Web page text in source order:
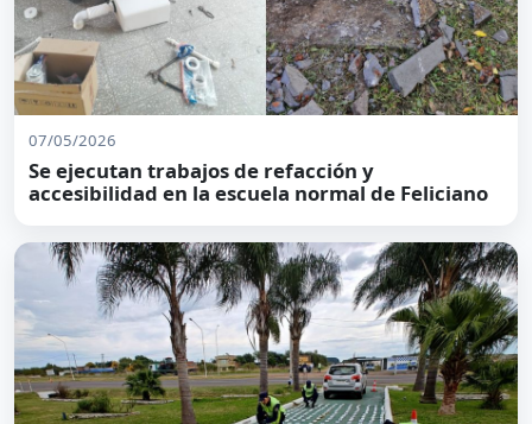
07/05/2026
Se ejecutan trabajos de refacción y
accesibilidad en la escuela normal de Feliciano